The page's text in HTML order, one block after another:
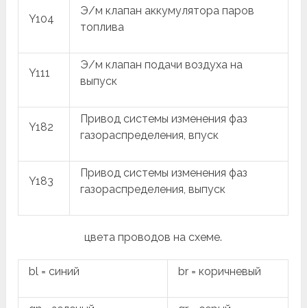
Y104
Э/м клапан аккумулятора паров
топлива
Y111
Э/м клапан подачи воздуха на
выпуск
Y182
Привод системы изменения фаз
газораспределения, впуск
Y183
Привод системы изменения фаз
газораспределения, выпуск
цвета проводов на схеме.
bl = синий br = коричневый